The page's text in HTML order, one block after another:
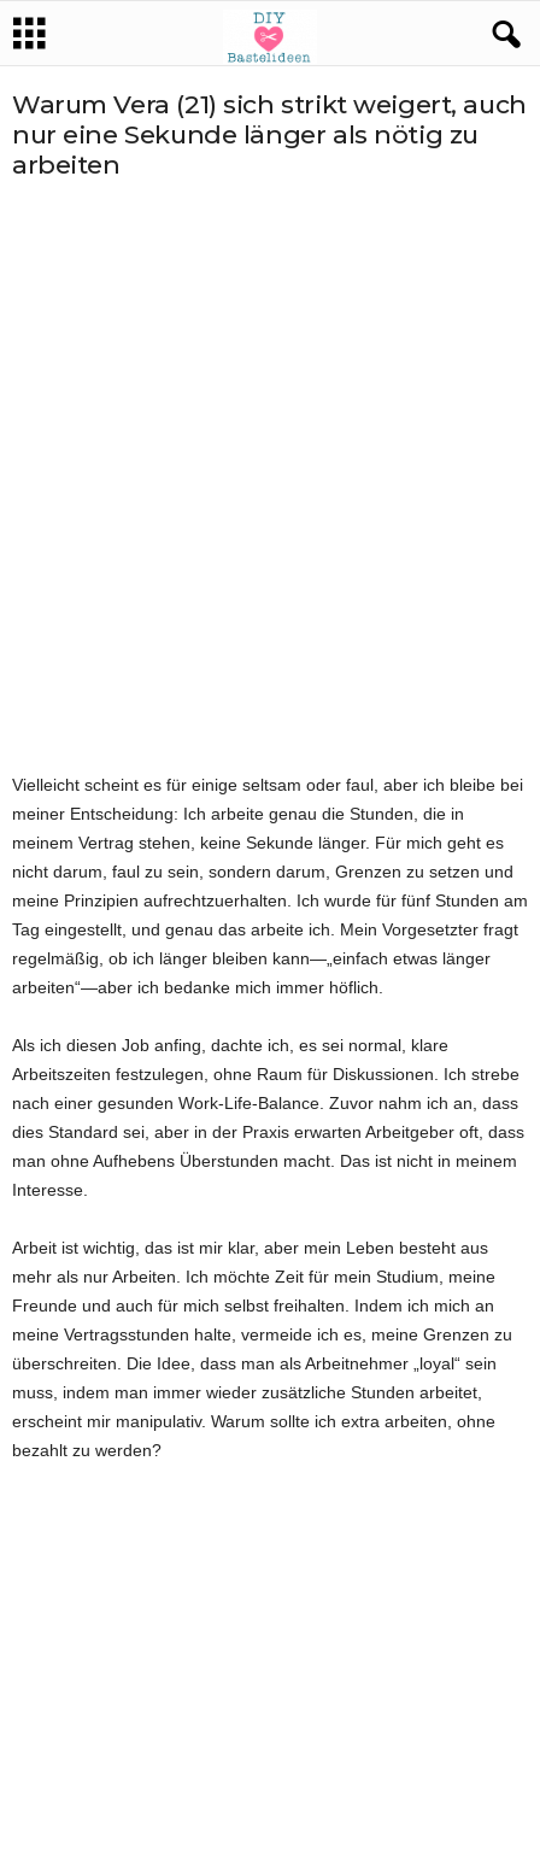
Warum Vera (21) sich strikt weigert, auch
nur eine Sekunde länger als nötig zu
arbeiten
Vielleicht scheint es für einige seltsam oder faul, aber ich bleibe bei
meiner Entscheidung: Ich arbeite genau die Stunden, die in
meinem Vertrag stehen, keine Sekunde länger. Für mich geht es
nicht darum, faul zu sein, sondern darum, Grenzen zu setzen und
meine Prinzipien aufrechtzuerhalten. Ich wurde für fünf Stunden am
Tag eingestellt, und genau das arbeite ich. Mein Vorgesetzter fragt
regelmäßig, ob ich länger bleiben kann—„einfach etwas länger
arbeiten“—aber ich bedanke mich immer höflich.
Als ich diesen Job anfing, dachte ich, es sei normal, klare
Arbeitszeiten festzulegen, ohne Raum für Diskussionen. Ich strebe
nach einer gesunden Work-Life-Balance. Zuvor nahm ich an, dass
dies Standard sei, aber in der Praxis erwarten Arbeitgeber oft, dass
man ohne Aufhebens Überstunden macht. Das ist nicht in meinem
Interesse.
Arbeit ist wichtig, das ist mir klar, aber mein Leben besteht aus
mehr als nur Arbeiten. Ich möchte Zeit für mein Studium, meine
Freunde und auch für mich selbst freihalten. Indem ich mich an
meine Vertragsstunden halte, vermeide ich es, meine Grenzen zu
überschreiten. Die Idee, dass man als Arbeitnehmer „loyal“ sein
muss, indem man immer wieder zusätzliche Stunden arbeitet,
erscheint mir manipulativ. Warum sollte ich extra arbeiten, ohne
bezahlt zu werden?